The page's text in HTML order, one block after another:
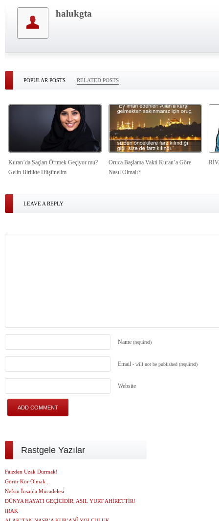
halukgta
POPULAR POSTS RELATED POSTS
Kuran’da Saçları Örtmek Geçiyor mu?
Gelin Birlikte Düşünelim
Oruca Başlama Vakti Kuran’a Göre
Nasıl Olmalı?
LEAVE A REPLY
Name (required)
Email - will not be published (required)
Website
Rastgele Yazılar
Faizden Uzak Durmak!
Görür Kör Olmak...
Nefsin İnsanla Mücadelesi
DÜNYA HAYATI GEÇİCİDİR, ASIL YURT AHİRETTİR!
IRAK